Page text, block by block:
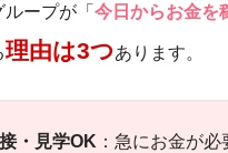
ープが「 今日からお金を
理由は3つあります。
・見学OK ：急にお金が必